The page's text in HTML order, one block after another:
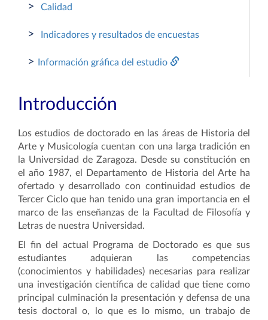
> Calidad
> Indicadores y resultados de encuestas
> Información gráfica del estudio
Introducción
Los estudios de doctorado en las áreas de Historia del
Arte y Musicología cuentan con una larga tradición en
la Universidad de Zaragoza. Desde su constitución en
el año 1987, el Departamento de Historia del Arte ha
ofertado y desarrollado con continuidad estudios de
Tercer Ciclo que han tenido una gran importancia en el
marco de las enseñanzas de la Facultad de Filosofía y
Letras de nuestra Universidad.
El fin del actual Programa de Doctorado es que sus
estudiantes adquieran las competencias
(conocimientos y habilidades) necesarias para realizar
una investigación científica de calidad que tiene como
principal culminación la presentación y defensa de una
tesis doctoral o, lo que es lo mismo, un trabajo de